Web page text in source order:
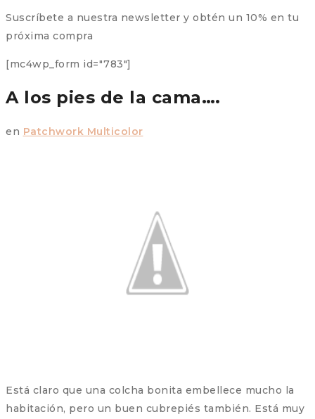
Suscríbete a nuestra newsletter y obtén un 10% en tu
próxima compra
[mc4wp_form id="783"]
A los pies de la cama….
en Patchwork Multicolor
Está claro que una colcha bonita embellece mucho la
habitación, pero un buen cubrepiés también. Está muy